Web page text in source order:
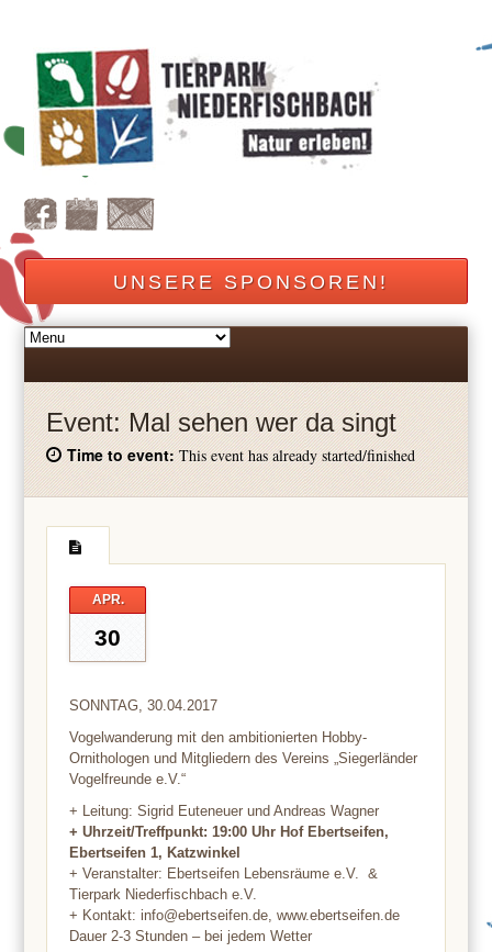
UNSERE SPONSOREN!
Event:Mal sehen wer da singt
Time to event:This event has already started/finished
APR.
30
SONNTAG, 30.04.2017
Vogelwanderung mit den ambitionierten Hobby-
Ornithologen und Mitgliedern des Vereins „Siegerländer
Vogelfreunde e.V.“
+ Leitung: Sigrid Euteneuer und Andreas Wagner
+ Uhrzeit/Treffpunkt: 19:00 Uhr Hof Ebertseifen,
Ebertseifen 1, Katzwinkel
+ Veranstalter: Ebertseifen Lebensräume e.V. &
Tierpark Niederfischbach e.V.
+ Kontakt: info@ebertseifen.de, www.ebertseifen.de
Dauer 2-3 Stunden – bei jedem Wetter